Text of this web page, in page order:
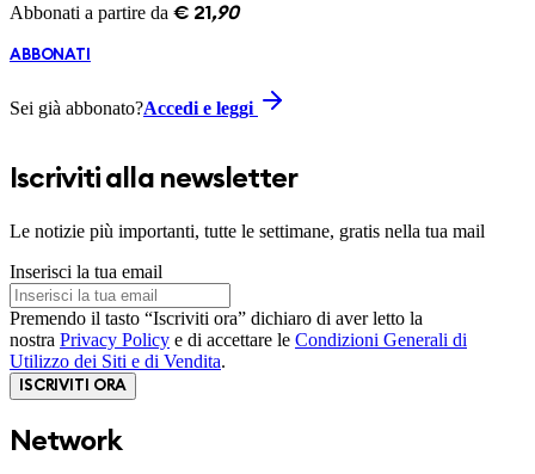
Abbonati a partire da € 21,90
ABBONATI
Sei già abbonato?Accedi e leggi
Iscriviti alla newsletter
Le notizie più importanti, tutte le settimane, gratis nella tua mail
Inserisci la tua email
Premendo il tasto “Iscriviti ora” dichiaro di aver letto la
nostra Privacy Policy e di accettare le Condizioni Generali di
Utilizzo dei Siti e di Vendita.
ISCRIVITI ORA
Network